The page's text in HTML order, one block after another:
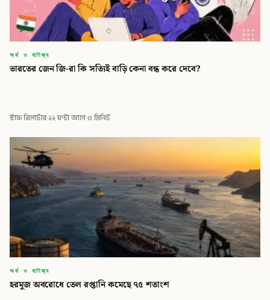
অর্থ ও বাণিজ্য
ভারতের জেন জি-রা কি সত্যিই বাড়ি কেনা বন্ধ করে দেবে?
স্টাফ রিপোর্টার·২২ ঘণ্টা আগে·৩ মিনিট
অর্থ ও বাণিজ্য
হরমুজ অবরোধে তেল রপ্তানি কমেছে ৭৫ শতাংশ